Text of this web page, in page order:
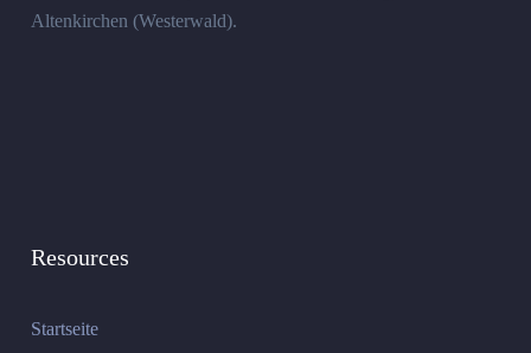
Altenkirchen (Westerwald).
Resources
Startseite